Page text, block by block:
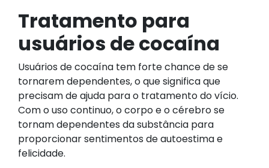
Tratamento para
usuários de cocaína
Usuários de cocaína tem forte chance de se
tornarem dependentes, o que significa que
precisam de ajuda para o tratamento do vício.
Com o uso continuo, o corpo e o cérebro se
tornam dependentes da substância para
proporcionar sentimentos de autoestima e
felicidade.